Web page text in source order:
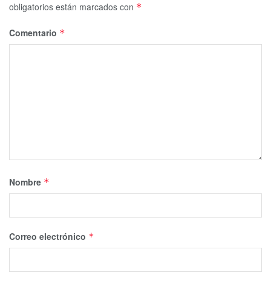
obligatorios están marcados con *
Comentario *
Nombre *
Correo electrónico *